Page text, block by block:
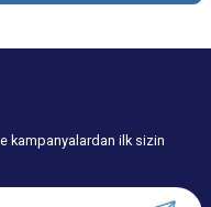
kampanyalardan ilk sizin